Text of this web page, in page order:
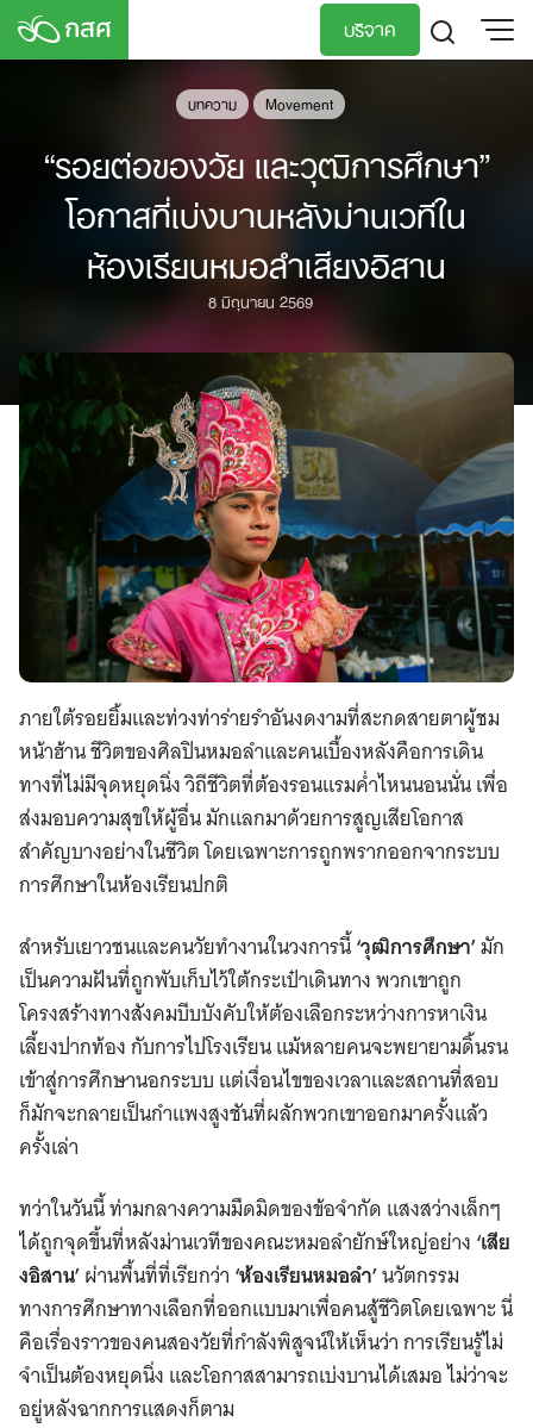
Skip
บริจาค
บทความ Movement
“รอยต่อของวัย และวุฒิการศึกษา”
โอกาสที่เบ่งบานหลังม่านเวทีใน
ห้องเรียนหมอลำเสียงอิสาน
8 มิถุนายน 2569
ภายใต้รอยยิ้มและท่วงท่าร่ายรำอันงดงามที่สะกดสายตาผู้ชม
หน้าฮ้าน ชีวิตของศิลปินหมอลำและคนเบื้องหลังคือการเดิน
ทางที่ไม่มีจุดหยุดนิ่ง วิถีชีวิตที่ต้องรอนแรมค่ำไหนนอนนั่น เพื่อ
ส่งมอบความสุขให้ผู้อื่น มักแลกมาด้วยการสูญเสียโอกาส
สำคัญบางอย่างในชีวิต โดยเฉพาะการถูกพรากออกจากระบบ
การศึกษาในห้องเรียนปกติ
สำหรับเยาวชนและคนวัยทำงานในวงการนี้‘วุฒิการศึกษา’มัก
เป็นความฝันที่ถูกพับเก็บไว้ใต้กระเป๋าเดินทาง พวกเขาถูก
โครงสร้างทางสังคมบีบบังคับให้ต้องเลือกระหว่างการหาเงิน
เลี้ยงปากท้อง กับการไปโรงเรียน แม้หลายคนจะพยายามดิ้นรน
เข้าสู่การศึกษานอกระบบ แต่เงื่อนไขของเวลาและสถานที่สอบ
ก็มักจะกลายเป็นกำแพงสูงชันที่ผลักพวกเขาออกมาครั้งแล้ว
ครั้งเล่า
ทว่าในวันนี้ ท่ามกลางความมืดมิดของข้อจำกัด แสงสว่างเล็กๆ
ได้ถูกจุดขึ้นที่หลังม่านเวทีของคณะหมอลำยักษ์ใหญ่อย่าง ‘เสีย
งอิสาน’ผ่านพื้นที่ที่เรียกว่า ‘ห้องเรียนหมอลำ’นวัตกรรม
ทางการศึกษาทางเลือกที่ออกแบบมาเพื่อคนสู้ชีวิตโดยเฉพาะ นี่
คือเรื่องราวของคนสองวัยที่กำลังพิสูจน์ให้เห็นว่า การเรียนรู้ไม่
จำเป็นต้องหยุดนิ่ง และโอกาสสามารถเบ่งบานได้เสมอ ไม่ว่าจะ
อยู่หลังฉากการแสดงก็ตาม